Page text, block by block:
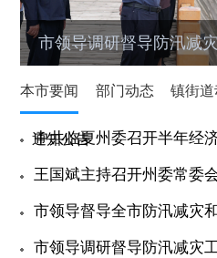
本市要闻 部门动态 镇街道
通知公告
王国斌主持召开州委常委